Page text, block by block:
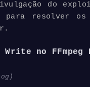
do
para resolver os
Write no